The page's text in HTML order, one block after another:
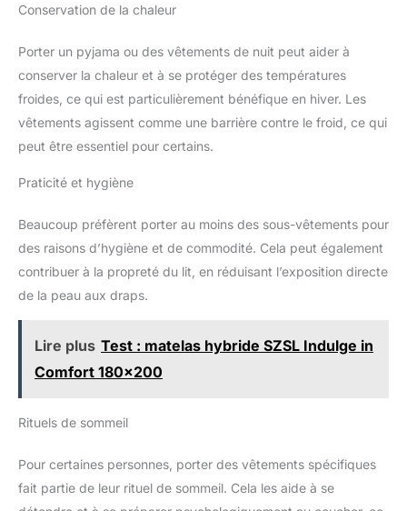
Conservation de la chaleur
Porter un pyjama ou des vêtements de nuit peut aider à
conserver la chaleur et à se protéger des températures
froides, ce qui est particulièrement bénéfique en hiver. Les
vêtements agissent comme une barrière contre le froid, ce qui
peut être essentiel pour certains.
Praticité et hygiène
Beaucoup préfèrent porter au moins des sous-vêtements pour
des raisons d’hygiène et de commodité. Cela peut également
contribuer à la propreté du lit, en réduisant l’exposition directe
de la peau aux draps.
Lire plus Test : matelas hybride SZSL Indulge in
Comfort 180x200
Rituels de sommeil
Pour certaines personnes, porter des vêtements spécifiques
fait partie de leur rituel de sommeil. Cela les aide à se